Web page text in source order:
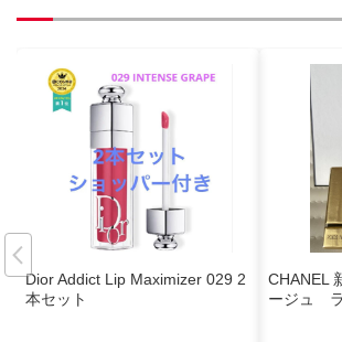
Dior Addict Lip Maximizer 029 2
本セット
CHANEL
ージュ